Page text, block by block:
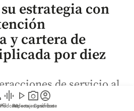
graphic_eq
Pódcast
play_arrow
Videos
photo_camera
Reportajes gráficos
account_circle
Suscríbete
estrategia con
y cartera de
por diez
de servicio al
gestionan con